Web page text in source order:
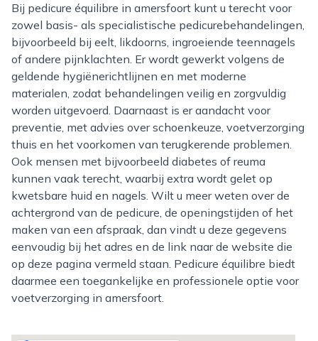
Bij pedicure équilibre in amersfoort kunt u terecht voor
zowel basis- als specialistische pedicurebehandelingen,
bijvoorbeeld bij eelt, likdoorns, ingroeiende teennagels
of andere pijnklachten. Er wordt gewerkt volgens de
geldende hygiënerichtlijnen en met moderne
materialen, zodat behandelingen veilig en zorgvuldig
worden uitgevoerd. Daarnaast is er aandacht voor
preventie, met advies over schoenkeuze, voetverzorging
thuis en het voorkomen van terugkerende problemen.
Ook mensen met bijvoorbeeld diabetes of reuma
kunnen vaak terecht, waarbij extra wordt gelet op
kwetsbare huid en nagels. Wilt u meer weten over de
achtergrond van de pedicure, de openingstijden of het
maken van een afspraak, dan vindt u deze gegevens
eenvoudig bij het adres en de link naar de website die
op deze pagina vermeld staan. Pedicure équilibre biedt
daarmee een toegankelijke en professionele optie voor
voetverzorging in amersfoort.